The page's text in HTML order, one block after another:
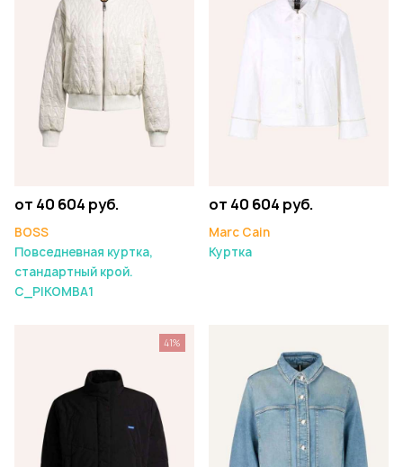
от 40 604 руб.
BOSS
Повседневная куртка,
стандартный крой.
C_PIKOMBA1
от 40 604 руб.
Marc Cain
Куртка
41%